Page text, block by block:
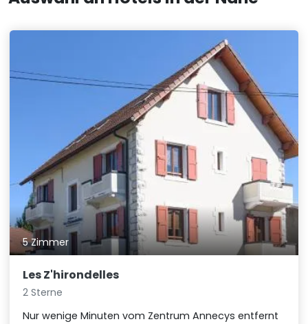
5 Zimmer
Les Z'hirondelles
2 Sterne
Nur wenige Minuten vom Zentrum Annecys entfernt